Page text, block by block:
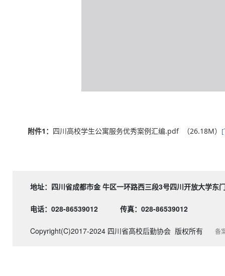
附件1： 四川高校学生公寓服务优秀案例汇编.pdf （26.18M）
地址：四川省成都市金 牛区一环路西三段3号四川开
电话：028-86539012 传真：028-86539012
Copyright(C)2017-2024 四川省高校后勤协会 版权所有 备